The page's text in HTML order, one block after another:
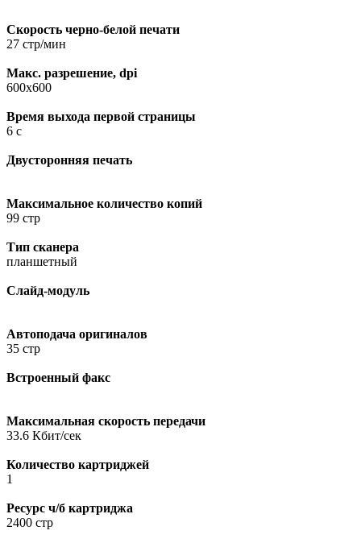
Скорость черно-белой печати
27 стр/мин
Макс. разрешение, dpi
600х600
Время выхода первой страницы
6 с
Двусторонняя печать
Максимальное количество копий
99 стр
Тип сканера
планшетный
Слайд-модуль
Автоподача оригиналов
35 стр
Встроенный факс
Максимальная скорость передачи
33.6 Кбит/сек
Количество картриджей
1
Ресурс ч/б картриджа
2400 стр